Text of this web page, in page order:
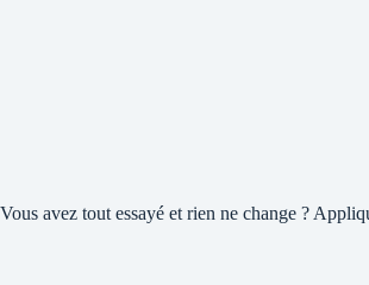
Vous avez tout essayé et rien ne change ?